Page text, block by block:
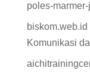
poles-
Komunikasi